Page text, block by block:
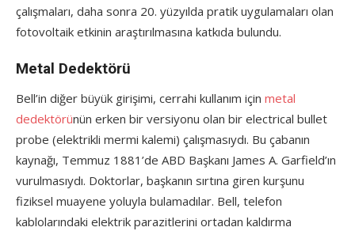
çalışmaları, daha sonra 20. yüzyılda pratik uygulamaları olan
fotovoltaik etkinin araştırılmasına katkıda bulundu.
Metal Dedektörü
Bell’in diğer büyük girişimi, cerrahi kullanım için metal
dedektörünün erken bir versiyonu olan bir electrical bullet
probe (elektrikli mermi kalemi) çalışmasıydı. Bu çabanın
kaynağı, Temmuz 1881’de ABD Başkanı James A. Garfield’ın
vurulmasıydı. Doktorlar, başkanın sırtına giren kurşunu
fiziksel muayene yoluyla bulamadılar. Bell, telefon
kablolarındaki elektrik parazitlerini ortadan kaldırma